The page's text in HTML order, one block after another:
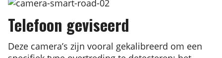
Telefoon geviseerd
Deze camera’s zijn vooral gekalibreerd om een